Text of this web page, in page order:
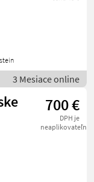
3 Mesiace online
700 €
DPH je
neaplikovateľné